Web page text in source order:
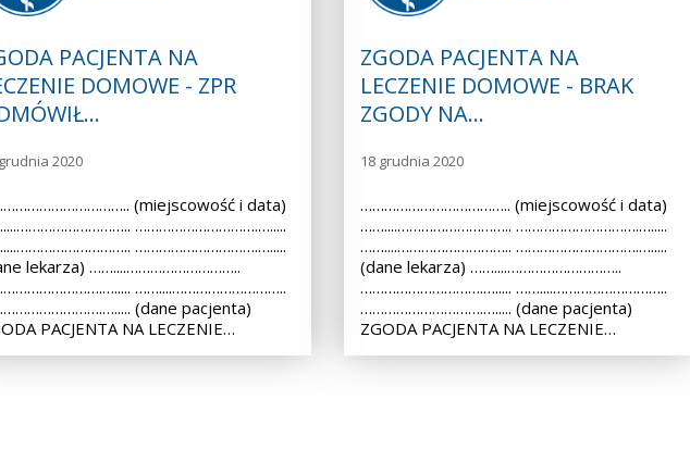
PACJENTA NA
DOMOWE - ZPR
2020
(miejscowość i data)
………………………….….....
………………………….….....
lekarza) ……....………………………..
……....………………………..
(dane pacjenta)
PACJENTA NA LECZENIE…
ZGODA PACJENTA NA
LECZENIE DOMOWE - BRAK
ZGODY NA…
18 grudnia 2020
……………………………….. (miejscowość i data)
……....……………………….. ………………………….….....
……....……………………….. ………………………….….....
(dane lekarza) ……....………………………..
………………………….…..... ……....………………………..
………………………….…..... (dane pacjenta)
ZGODA PACJENTA NA LECZENIE…